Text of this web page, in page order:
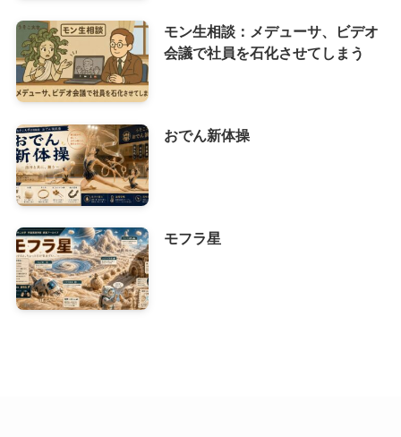
モン生相談：メデューサ、ビデオ
会議で社員を石化させてしまう
おでん新体操
モフラ星